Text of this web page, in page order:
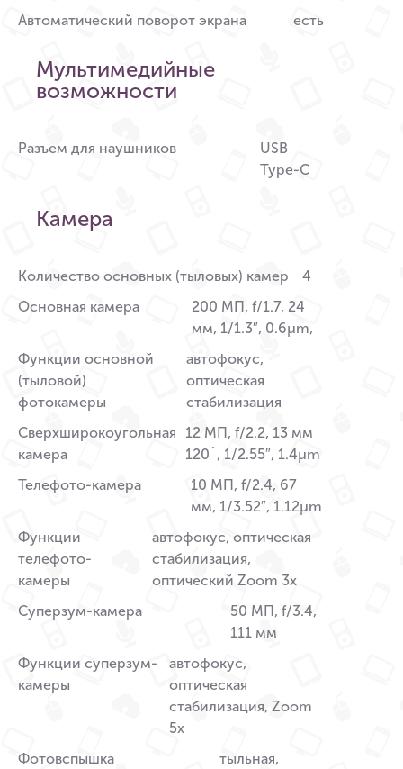
Автоматический поворот экрана
есть
Мультимедийные
возможности
Разъем для наушников
USB
Type-C
Камера
Количество основных (тыловых) камер
4
Основная камера
200 МП, f/1.7, 24
мм, 1/1.3″, 0.6µm,
Функции основной
(тыловой)
фотокамеры
автофокус,
оптическая
стабилизация
Сверхширокоугольная
камера
12 МП, f/2.2, 13 мм
120˚, 1/2.55″, 1.4µm
Телефото-камера
10 МП, f/2.4, 67
мм, 1/3.52″, 1.12µm
Функции
телефото-
камеры
автофокус, оптическая
стабилизация,
оптический Zoom 3x
Суперзум-камера
50 МП, f/3.4,
111 мм
Функции суперзум-
камеры
автофокус,
оптическая
стабилизация, Zoom
5x
Фотовспышка
тыльная,